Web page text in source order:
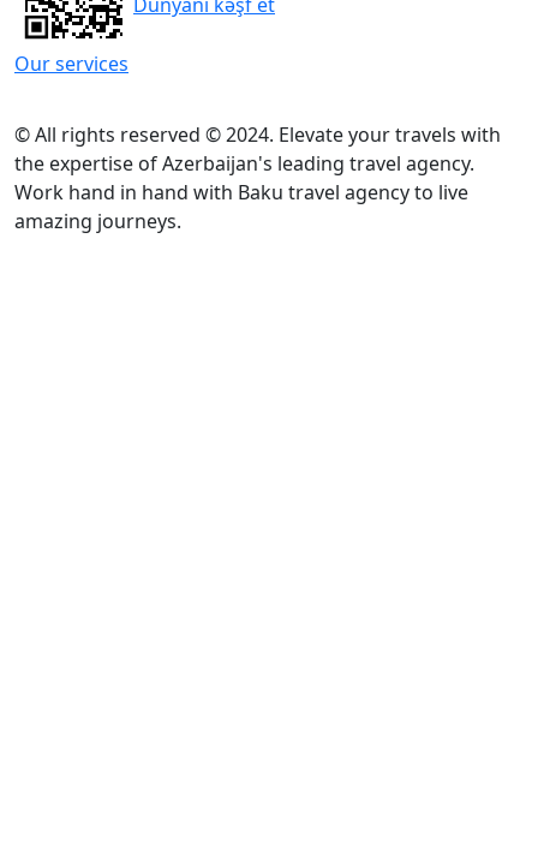
Our services
© All rights reserved © 2024. Elevate your travels with
the expertise of Azerbaijan's leading travel agency.
Work hand in hand with Baku travel agency to live
amazing journeys.